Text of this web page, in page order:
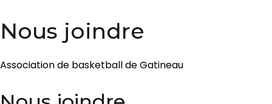
Nous joindre
Association de basketball de Gatineau